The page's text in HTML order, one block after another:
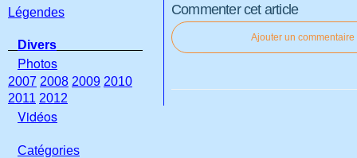
Commenter cet article
Ajouter un commentaire
Légendes
Divers
Photos
2007 2008 2009 2010
2011 2012
Vidéos
Catégories